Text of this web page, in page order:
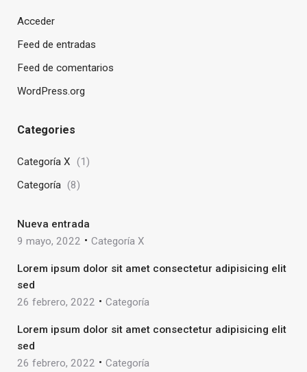
Acceder
Feed de entradas
Feed de comentarios
WordPress.org
Categories
Categoría X (1)
Categoría (8)
Nueva entrada
9 mayo, 2022
Categoría X
Lorem ipsum dolor sit amet consectetur adipisicing elit
sed
26 febrero, 2022
Categoría
Lorem ipsum dolor sit amet consectetur adipisicing elit
sed
26 febrero, 2022
Categoría